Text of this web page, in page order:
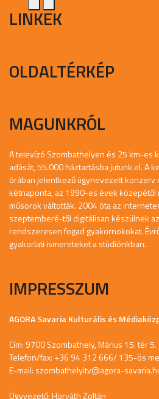
LINKEK
OLDALTÉRKÉP
MAGUNKRÓL
A televízó Szombathelyen és 25 km-es
adását, 55.000 háztartásba jutunk el. A
órában jelentkező úgynevezett konzerv
kétnaponta, az 1990-es évek közepétől
műsorok váltották. 2004 óta az
szeptemberé-től digitálisan készülnek
rendszeresen fogad gyakornokokat.
gyakorlati ismereteket a stúdiónkban.
IMPRESSZUM
AGORA Savaria Kulturális és
Cím: 9700 Szombathely, Márius 15. tér 5.
Telefon/fax: +36 94 312 666/ 135-ös
E-mail: szombathelyitv@agora-
Ügyvezető: Horváth Zoltán